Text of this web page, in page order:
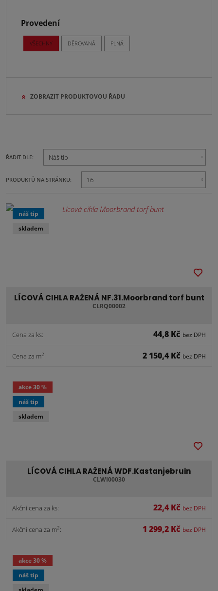
Provedení
VŠECHNY DĚROVANÁ PLNÁ
ZOBRAZIT PRODUKTOVOU ŘADU
TE
Náš tip
PRODUKTŮ NA STRÁNKU: 16
LÍCOVÁ CIHLA RAŽENÁ NF.31.Moorbrand torf bunt
CLRQ00002
Cena za ks: 44,8 Kč bez DPH
Cena za m2: 2 150,4 Kč bez DPH
náš tip
skladem
LÍCOVÁ CIHLA RAŽENÁ WDF.Kastanjebruin
CLWI00030
Akční cena za ks: 22,4 Kč bez DPH
Akční cena za m2: 1 299,2 Kč bez DPH
akce30 %
náš tip
skladem
akce30 %
náš tip